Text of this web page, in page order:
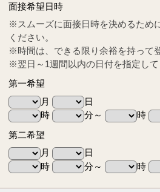
Tel
0570-55-0314
面接希望日時
※スムーズに面接日時を決めるため
ください。
※時間は、できる限り余裕を持って
※翌日～1週間以内の日付を指定して
第一希望
月
日
時
分～ 時
第二希望
月
日
時
分～ 時